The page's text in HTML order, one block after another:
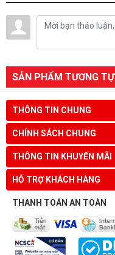
SẢN PHẨM TƯƠNG TỰ
THÔNG TIN CHUNG
CHÍNH SÁCH CHUNG
THÔNG TIN KHUYẾN MÃI
HỖ TRỢ KHÁCH HÀNG
THANH TOÁN AN TOÀN